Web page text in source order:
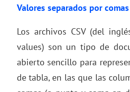
Valores separados por comas
Los archivos CSV (del
values) son un tipo de
abierto sencillo para
de tabla, en las que las